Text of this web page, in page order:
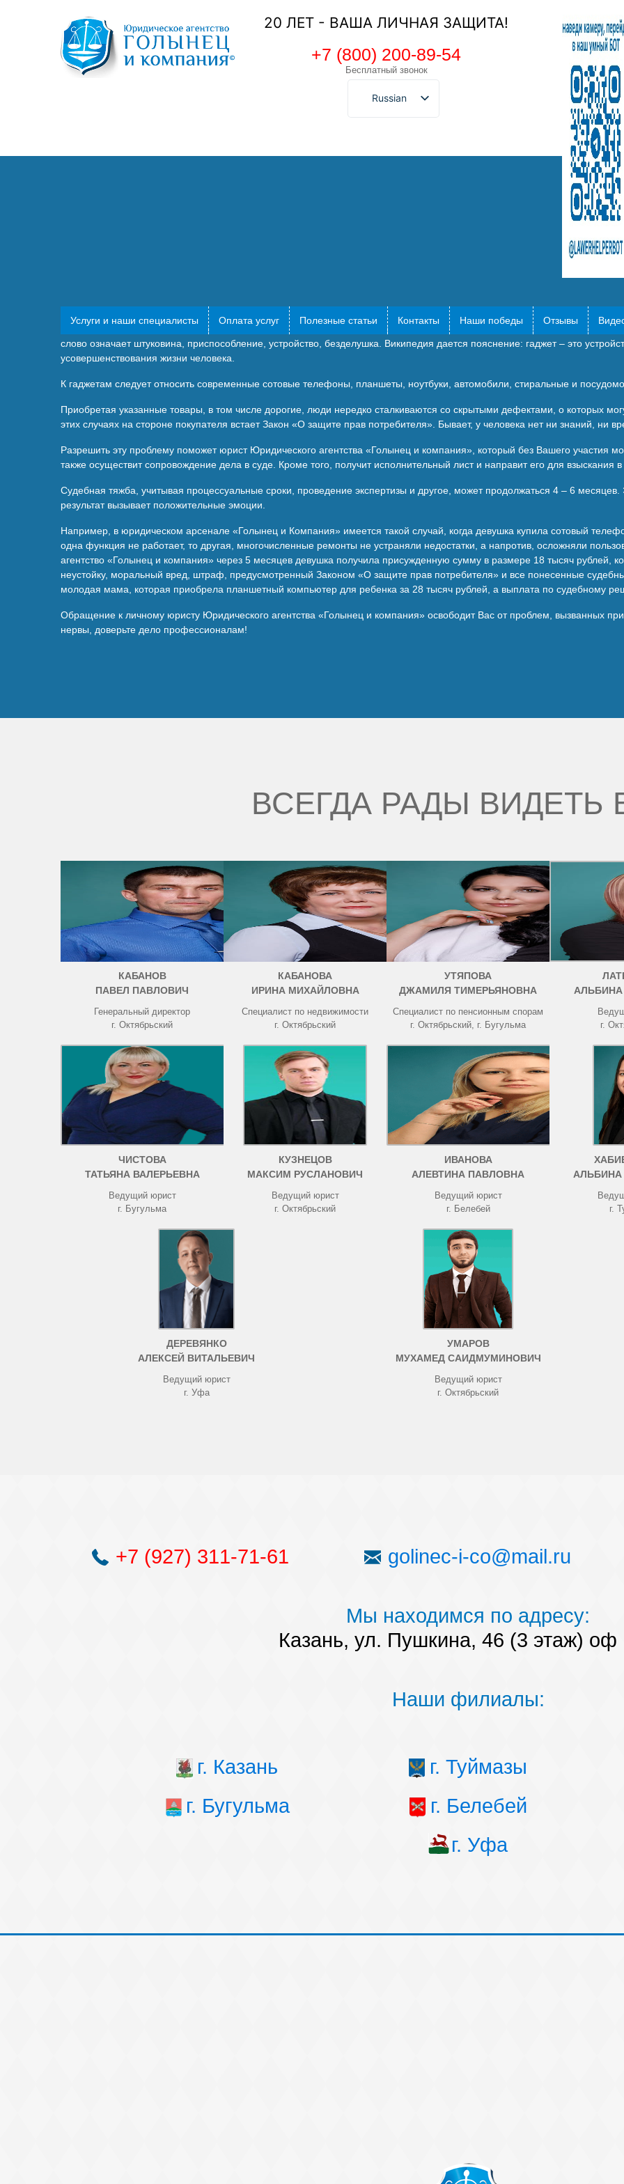
20 ЛЕТ - ВАША ЛИЧНАЯ ЗАЩИТА!
+7 (800) 200-89-54
Бесплатный звонок
Russian
Услуги и наши специалисты Оплата услуг Полезные статьи Контакты Наши победы Отзывы
В настоящее время мы не представляем себе жизнь без различных гаджетов. Они участвуют во всех сферах
слово означает штуковина, приспособление, устройство, безделушка. Википедия дается пояснение: гаджет – это
усовершенствования жизни человека.
К гаджетам следует относить современные сотовые телефоны, планшеты, ноутбуки, автомобили, стиральные и
Приобретая указанные товары, в том числе дорогие, люди нередко сталкиваются со скрытыми дефектами, о которых
этих случаях на стороне покупателя встает Закон «О защите прав потребителя». Бывает, у человека нет ни знаний, ни
Разрешить эту проблему поможет юрист Юридического агентства «Голынец и компания», который без Вашего участия
также осуществит сопровождение дела в суде. Кроме того, получит исполнительный лист и направит его для взыскания
Судебная тяжба, учитывая процессуальные сроки, проведение экспертизы и другое, может продолжаться 4 – 6
результат вызывает положительные эмоции.
Например, в юридическом арсенале «Голынец и Компания» имеется такой случай, когда девушка купила сотовый
одна функция не работает, то другая, многочисленные ремонты не устраняли недостатки, а напротив, осложняли
агентство «Голынец и компания» через 5 месяцев девушка получила присужденную сумму в размере 18 тысяч рублей,
неустойку, моральный вред, штраф, предусмотренный Законом «О защите прав потребителя» и все понесенные
молодая мама, которая приобрела планшетный компьютер для ребенка за 28 тысяч рублей, а выплата по судебному
Обращение к личному юристу Юридического агентства «Голынец и компания» освободит Вас от проблем, вызванных
нервы, доверьте дело профессионалам!
ВСЕГДА РАДЫ ВИДЕТЬ
КАБАНОВ
ПАВЕЛ ПАВЛОВИЧ
Генеральный директор
г. Октябрьский
КАБАНОВА
ИРИНА МИХАЙЛОВНА
Специалист по недвижимости
г. Октябрьский
УТЯПОВА
ДЖАМИЛЯ ТИМЕРЬЯНОВНА
Специалист по пенсионным спорам
г. Октябрьский, г. Бугульма
г.
ЧИСТОВА
ТАТЬЯНА ВАЛЕРЬЕВНА
Ведущий юрист
г. Бугульма
КУЗНЕЦОВ
МАКСИМ РУСЛАНОВИЧ
Ведущий юрист
г. Октябрьский
ИВАНОВА
АЛЕВТИНА ПАВЛОВНА
Ведущий юрист
г. Белебей
г.
ДЕРЕВЯНКО
АЛЕКСЕЙ ВИТАЛЬЕВИЧ
Ведущий юрист
г. Уфа
УМАРОВ
МУХАМЕД САИДМУМИНОВИЧ
Ведущий юрист
г. Октябрьский
+7 (927) 311-71-61 golinec-i-co@mail.ru
Мы находимся по адресу:
Казань, ул. Пушкина, 46 (3 этаж) оф
Наши филиалы:
г. Казань
г. Туймазы
г. Бугульма
г. Белебей
г. Уфа